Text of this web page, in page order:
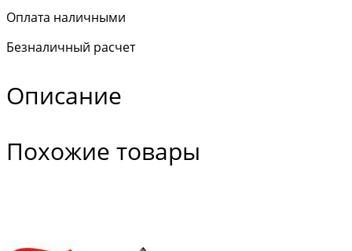
Оплата наличными
Безналичный расчет
Описание
Похожие товары